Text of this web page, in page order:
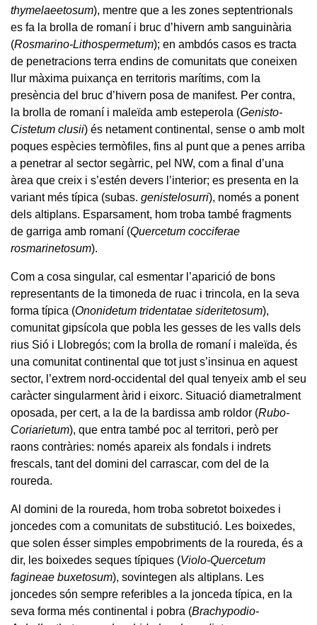
thymelaeetosum), mentre que a les zones septentrionals
es fa la brolla de romaní i bruc d’hivern amb sanguinària
(Rosmarino-Lithospermetum); en ambdós casos es tracta
de penetracions terra endins de comunitats que coneixen
llur màxima puixança en territoris marítims, com la
presència del bruc d’hivern posa de manifest. Per contra,
la brolla de romaní i maleïda amb esteperola (Genisto-
Cistetum clusii) és netament continental, sense o amb molt
poques espècies termòfiles, fins al punt que a penes arriba
a penetrar al sector segàrric, pel NW, com a final d’una
àrea que creix i s’estén devers l’interior; es presenta en la
variant més típica (subas. genistelosurri), només a ponent
dels altiplans. Esparsament, hom troba també fragments
de garriga amb romaní (Quercetum cocciferae
rosmarinetosum).
Com a cosa singular, cal esmentar l’aparició de bons
representants de la timoneda de ruac i trincola, en la seva
forma típica (Ononidetum tridentatae sideritetosum),
comunitat gipsícola que pobla les gesses de les valls dels
rius Sió i Llobregós; com la brolla de romaní i maleïda, és
una comunitat continental que tot just s’insinua en aquest
sector, l’extrem nord-occidental del qual tenyeix amb el seu
caràcter singularment àrid i eixorc. Situació diametralment
oposada, per cert, a la de la bardissa amb roldor (Rubo-
Coriarietum), que entra també poc al territori, però per
raons contràries: només apareix als fondals i indrets
frescals, tant del domini del carrascar, com del de la
roureda.
Al domini de la roureda, hom troba sobretot boixedes i
joncedes com a comunitats de substitució. Les boixedes,
que solen ésser simples empobriments de la roureda, és a
dir, les boixedes seques típiques (Violo-Quercetum
fagineae buxetosum), sovintegen als altiplans. Les
joncedes són sempre referibles a la jonceda típica, en la
seva forma més continental i pobra (Brachypodio-